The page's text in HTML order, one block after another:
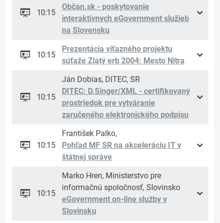
10:15
Občan.sk - poskytovanie
interaktívnych eGovernment služieb
na Slovensku
10:15
Prezentácia víťazného projektu
súťaže Zlatý erb 2004: Mesto Nitra
10:15
Ján Dobias, DITEC, SR
DITEC: D.Singer/XML - certifikovaný
prostriedok pre vytváranie
zaručeného elektronického podpisu
10:15
František Palko,
Pohľad MF SR na akceleráciu IT v
štátnej správe
10:15
Marko Hren, Ministerstvo pre
informačnú spoločnosť, Slovinsko
eGovernment on-line služby v
Slovinsku